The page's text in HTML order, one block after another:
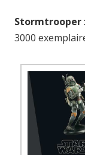
Stormtrooper
3000